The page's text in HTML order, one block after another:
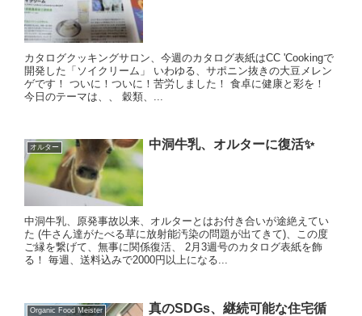
カタログクッキングサロン、今週のカタログ表紙はCC 'Cookingで
開発した「ソイクリーム」 いわゆる、サポニン抜きの大豆メレン
ゲです！ ついに！ついに！苦労しました！ 食卓に健康と彩を！
今日のテーマは、、 穀類、...
オルター 中洞牛乳、オルターに復活✨
中洞牛乳、原発事故以来、オルターとはお付き合いが途絶えてい
た (牛さん達がたべる草に放射能汚染の問題が出てきて)、この度
ご縁を繋げて、無事に関係復活、 2月3週号のカタログ表紙を飾
る！ 毎週、送料込みで2000円以上になる...
Organic Food Meister
真のSDGs、継続可能な住宅循